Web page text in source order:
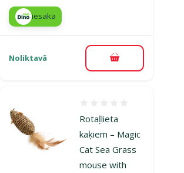
iesaka
Noliktavā Pievienot
Rotaļlieta
kaķiem – Magic
Cat Sea Grass
mouse with